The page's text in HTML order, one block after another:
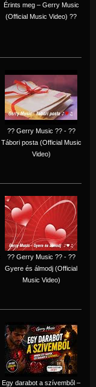
Érints meg – Gerry Music
(Official Music Video) ??
?? Gerry Music ?? - ??
Tábori posta (Official Music
Video)
?? Gerry Music ?? - ??
Gyere és álmodj (Official
Music Video)
Egy darabot a szívemből –